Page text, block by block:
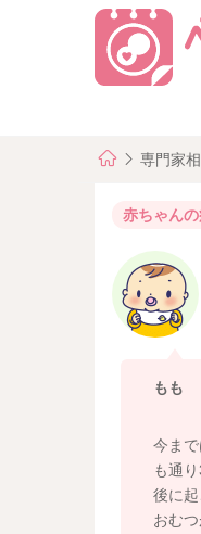
専門家
赤ちゃん
もも
今ま
も通
後に
おむ